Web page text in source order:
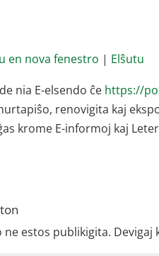
en nova fenestro | Elŝutu
nia E-elsendo ĉe https://
renovigita kaj
krome E-informoj kaj
ne estos publikigita. Devigaj